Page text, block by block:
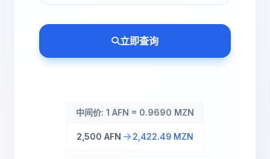
立即查询
中间价: 1 AFN = 0.9690 MZN
2,500 AFN 2,422.49 MZN